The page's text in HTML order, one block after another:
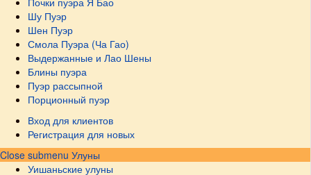
Шу Пуэр
Шен Пуэр
Смола Пуэра (Ча Гао)
Выдержанные и Лао Шены
Блины пуэра
Пуэр рассыпной
Порционный пуэр
Вход для клиентов
Регистрация для новых
Close submenu Улуны
Уишаньские улуны